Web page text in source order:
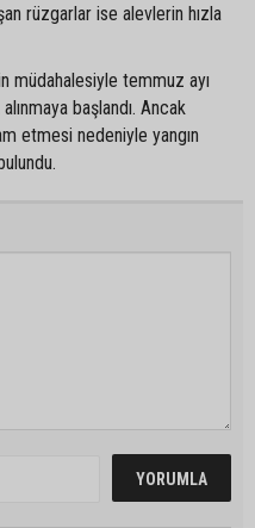
rüzgarlar ise alevlerin hızla
müdahalesiyle temmuz ayı
başlandı. Ancak
etmesi nedeniyle yangın